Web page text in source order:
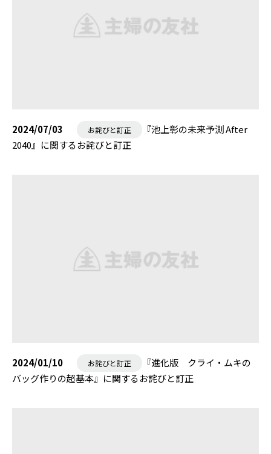
2024/07/03 お詫びと訂正
『池上彰の未来予測 After
2040』に関するお詫びと訂正
2024/01/10 お詫びと訂正
『進化版 クライ・ムキの
バッグ作りの超基本』に関するお詫びと訂正